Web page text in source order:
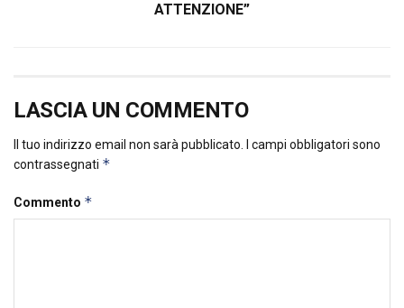
ATTENZIONE”
LASCIA UN COMMENTO
Il tuo indirizzo email non sarà pubblicato.
I campi obbligatori sono
contrassegnati *
Commento *